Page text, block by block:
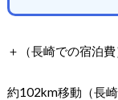
＋（長崎での宿泊
約102km移動（長